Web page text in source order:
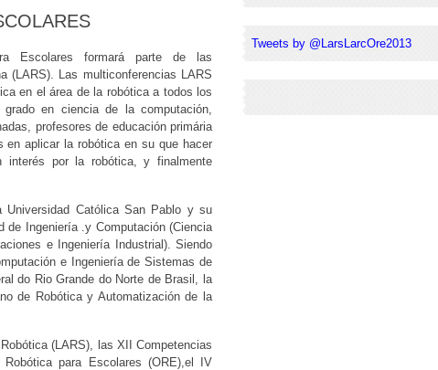
Escolares formará parte de las
(LARS). Las multiconferencias LARS
en el área de la robótica a todos los
en ciencia de la computación,
profesores de educación primária
en aplicar la robótica en su que hacer
interés por la robótica, y finalmente
Universidad Católica San Pablo y su
de Ingeniería .y Computación (Ciencia
e Ingeniería Industrial). Siendo
e Ingeniería de Sistemas de
do Rio Grande do Norte de Brasil, la
de Robótica y Automatización de la
(LARS), las XII Competencias
para Escolares (ORE),el IV
Tweets by @LarsLarcOre2013